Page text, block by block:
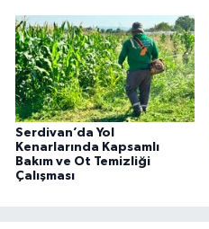
Serdivan’da Yol
Kenarlarında Kapsamlı
Bakım ve Ot Temizliği
Çalışması